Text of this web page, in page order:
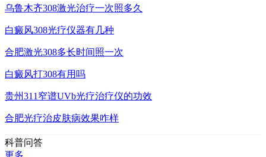
乌鲁木齐308激光治疗一次照多久
白癜风308光疗仪器有几种
合肥激光308多长时间照一次
白癜风打308有用吗
贵州311窄谱UVb光疗治疗仪的功效
合肥光疗治皮肤病效果咋样
科普问答
更多